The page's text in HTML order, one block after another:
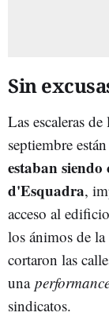
Sin
Las escaleras de
septiembre
estaban
d'Esquadra,
acceso al
los ánimos de
cortaron las
una
sindicatos.